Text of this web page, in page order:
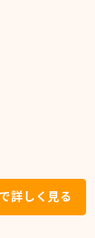
詳しく見る